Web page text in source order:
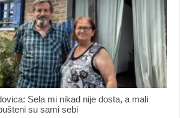
Sela mi nikad nije dosta, a mali
su sami sebi